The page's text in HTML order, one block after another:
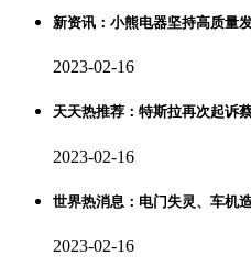
新资讯：小熊电器坚持高质量
2023-02-16
天天热推荐：特斯拉再次起诉
2023-02-16
世界热消息：电门失灵、车机
2023-02-16